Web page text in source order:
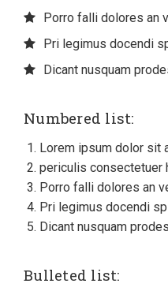
Porro falli dolores an
Pri legimus docendi
Dicant nusquam
Numbered list:
Lorem ipsum dolor sit
periculis consectetuer
Porro falli dolores an
Pri legimus docendi
Dicant nusquam
Bulleted list: